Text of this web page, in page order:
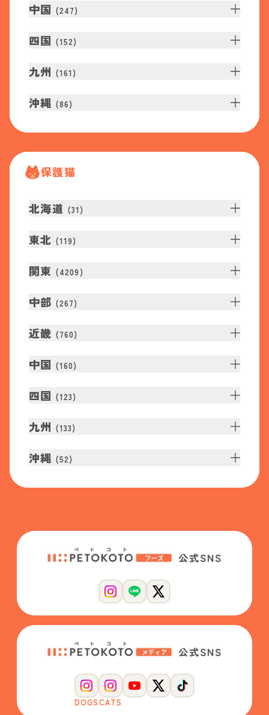
中国 (247)
四国 (152)
九州 (161 )
沖縄 (86)
保護猫
北海道 (31 )
東北 (119)
関東 (4209 )
中部 (267)
近畿 (760)
中国 (160)
四国 (123)
九州 (133)
沖縄 (52)
DOGSCATS